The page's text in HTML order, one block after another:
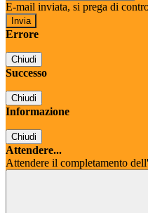
E-mail inviata, si prega di
Errore
Chiudi
Successo
Chiudi
Informazione
Chiudi
Attendere...
Attendere il completamento